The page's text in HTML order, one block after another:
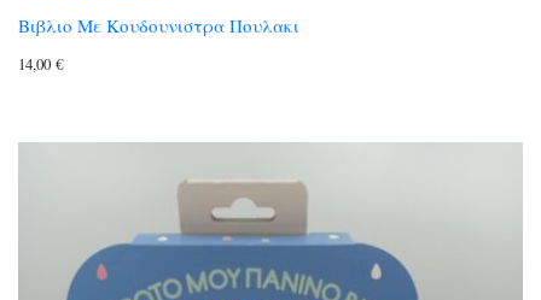
Βιβλιο Με Κουδουνιστρα Πουλακι
14,00 €